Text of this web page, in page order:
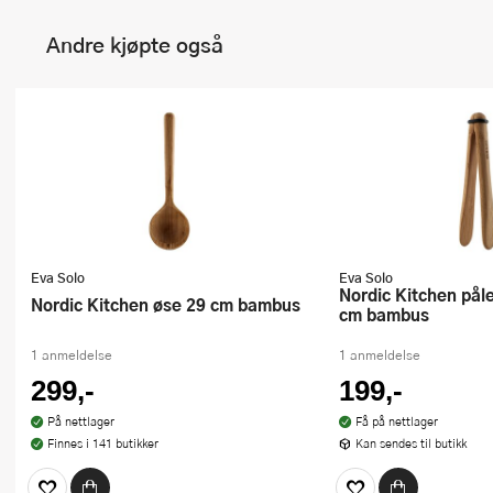
Andre kjøpte også
Eva Solo
Nordic Kitchen øse 29 cm bambus
1 anmeldelse
299,-
På nettlager
Finnes i 141 butikker
Eva Solo
Nordic Kitchen påleggstang 16,5
cm bambus
1 anmeldelse
199,-
Få på nettlager
Kan sendes til butikk